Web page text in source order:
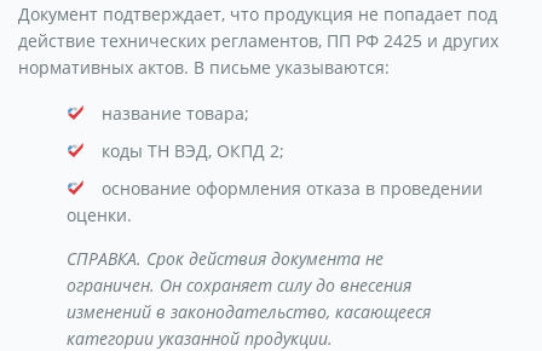
Документ подтверждает, что продукция не попадает под
действие технических регламентов, ПП РФ 2425 и других
нормативных актов. В письме указываются:
название товара;
коды ТН ВЭД, ОКПД 2;
основание оформления отказа в проведении
оценки.
СПРАВКА. Срок действия документа не
ограничен. Он сохраняет силу до внесения
изменений в законодательство, касающееся
категории указанной продукции.